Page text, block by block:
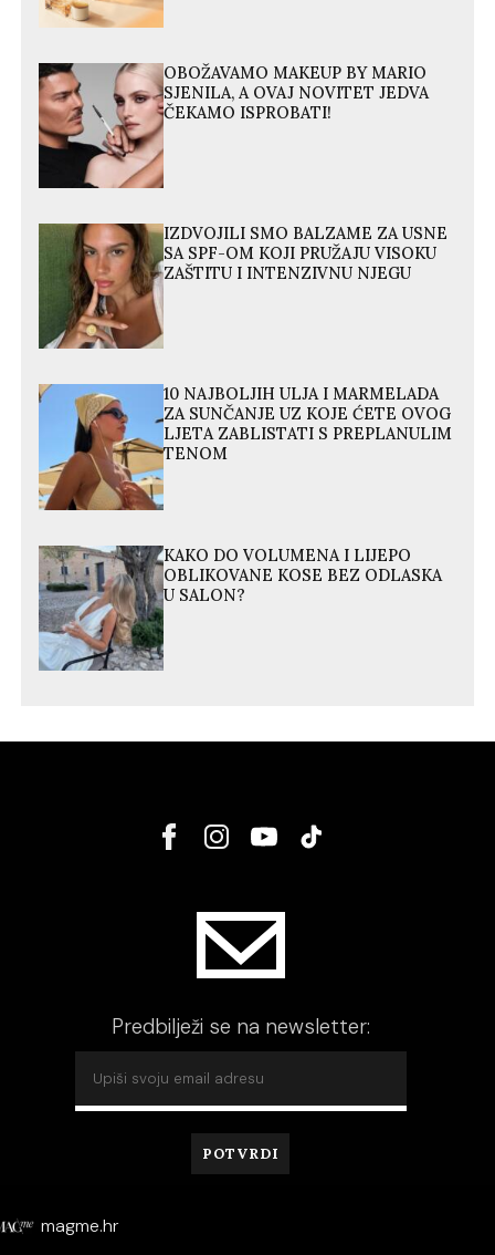
OBOŽAVAMO MAKEUP BY MARIO
SJENILA, A OVAJ NOVITET JEDVA
ČEKAMO ISPROBATI!
IZDVOJILI SMO BALZAME ZA USNE
SA SPF-OM KOJI PRUŽAJU VISOKU
ZAŠTITU I INTENZIVNU NJEGU
10 NAJBOLJIH ULJA I MARMELADA
ZA SUNČANJE UZ KOJE ĆETE OVOG
LJETA ZABLISTATI S PREPLANULIM
TENOM
KAKO DO VOLUMENA I LIJEPO
OBLIKOVANE KOSE BEZ ODLASKA
U SALON?
Predbilježi se na newsletter:
magme.hr